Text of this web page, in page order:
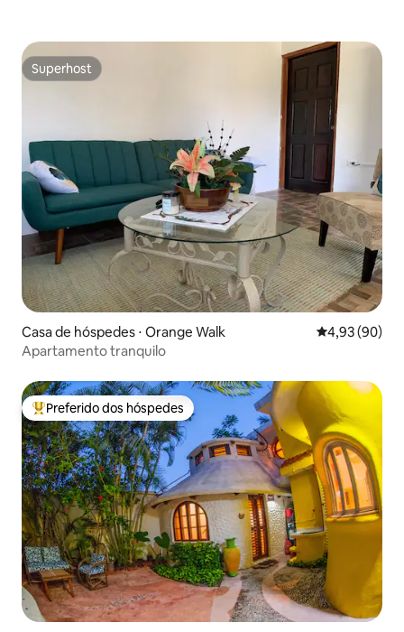
Superhost
Superhost
Casa de hóspedes ⋅ Orange Walk 4,93 de uma
4,93 (90)
Apartamento tranquilo
Entre os melhores preferidos dos hóspedes
Preferido dos hóspedes